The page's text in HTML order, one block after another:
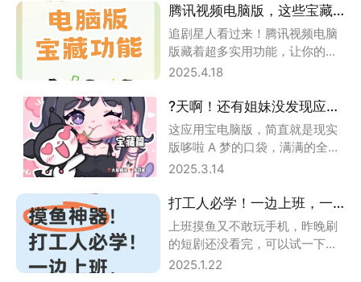
腾讯视频电脑版，这些宝藏功能你知道吗？
2025.4.18
追剧星人看过来！腾讯视频电脑
版藏着超多实用功能，让你的观
剧体验直线上升～ ? 弹幕设置功
?天啊！还有姐妹没发现应用宝电脑版这个宝藏吗？
2025.3.14
这应用宝电脑版，简直就是现实
版哆啦 A 梦的口袋，满满的全是
惊喜！不管你想追剧、打游戏，
打工人必学！一边上班，一边刷剧
2025.1.22
上班摸鱼又不敢玩手机，昨晚刷
的短剧还没看完，可以试一下应
用宝电脑版，可以在电脑上刷剧